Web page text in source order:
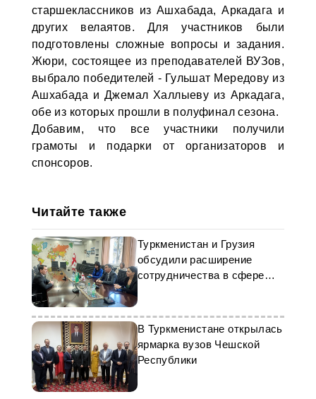
старшеклассников из Ашхабада, Аркадага и
других велаятов. Для участников были
подготовлены сложные вопросы и задания.
Жюри, состоящее из преподавателей ВУЗов,
выбрало победителей - Гульшат Мередову из
Ашхабада и Джемал Халлыеву из Аркадага,
обе из которых прошли в полуфинал сезона.
Добавим, что все участники получили
грамоты и подарки от организаторов и
спонсоров.
Читайте также
Туркменистан и Грузия
обсудили расширение
сотрудничества в сфере
В Туркменистане открылась
ярмарка вузов Чешской
Республики